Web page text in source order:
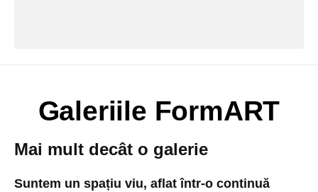
Galeriile FormART
Mai mult decât o galerie
Suntem un spațiu viu, aflat într-o continuă